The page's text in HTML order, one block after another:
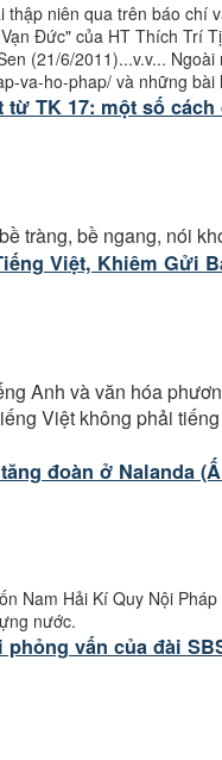
thập niên qua trên báo chí
Đức" của HT Thích Trí
(21/6/2011)...v.v...
va-ho-phap/ và những
từ TK 17: một số
tràng, bề ngang, nói
Việt, Khiêm Gửi
Anh và văn hóa
Việt không phải
đoàn ở Nalanda
Nam Hải Kí Quy Nội
nước.
phỏng vấn của đài